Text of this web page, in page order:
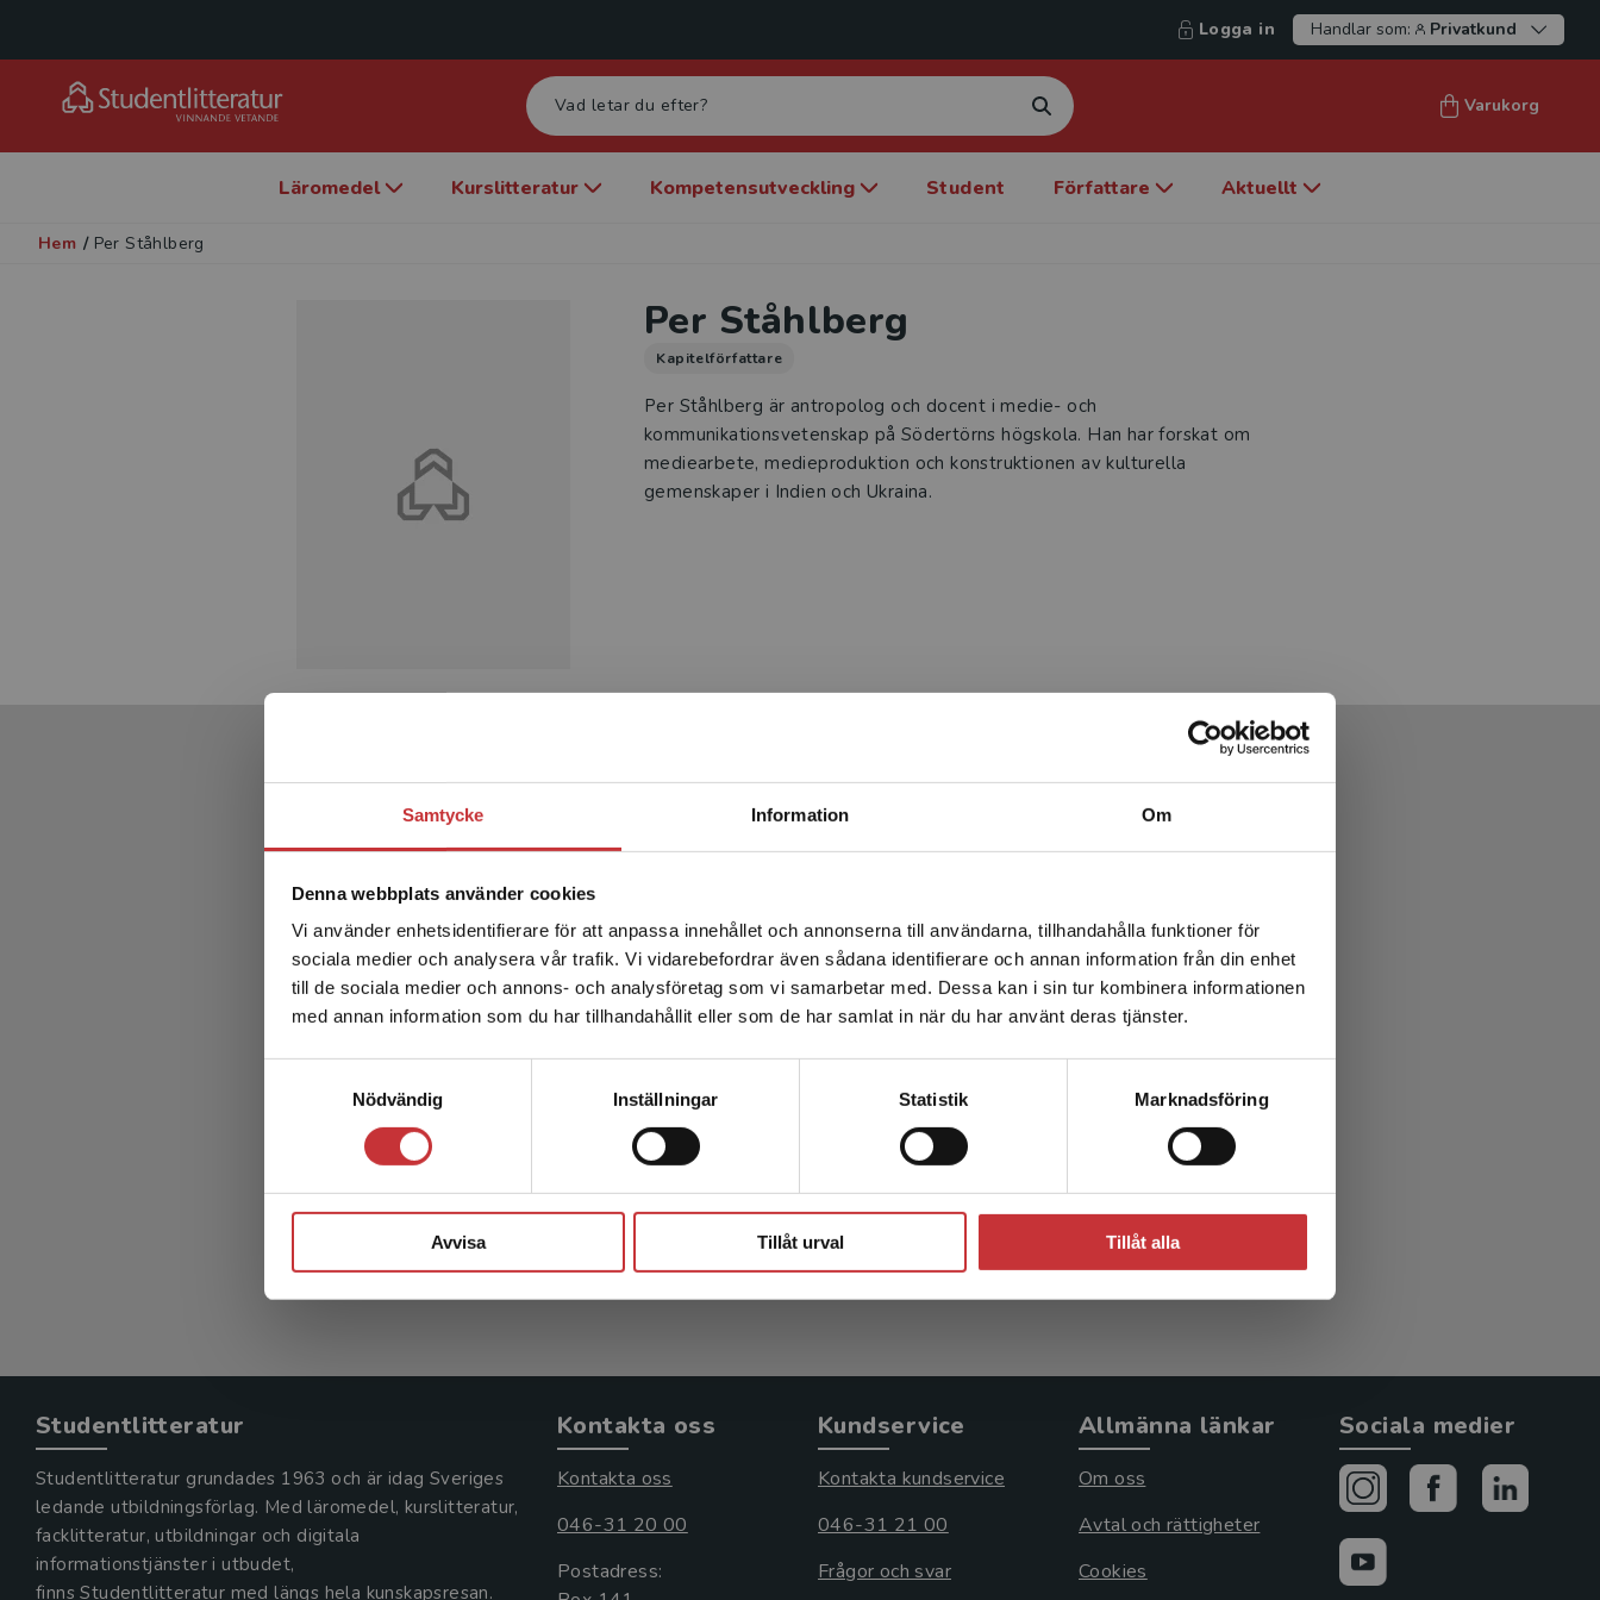
Samtycke Information Om
Denna webbplats använder cookies
Vi använder enhetsidentifierare för att anpassa innehållet och annonserna till användarna, tillhandahålla funktioner för
sociala medier och analysera vår trafik. Vi vidarebefordrar även sådana identifierare och annan information från din enhet
till de sociala medier och annons- och analysföretag som vi samarbetar med. Dessa kan i sin tur kombinera informationen
med annan information som du har tillhandahållit eller som de har samlat in när du har använt deras tjänster.
Nödvändig
Inställningar Statistik Marknadsföring
Avvisa Tillåt urval Tillåt alla
Begränsad fraktregion
Det verkar som att du besöker studentlitteratur.se via en
enhet utanför Sverige. Vi erbjuder inte leveranser utanför
Sverige. För att kunna slutföra ett köp måste
leveransadressen vara i Sverige.Läs mer
Logga in Handlar som: Privatkund
Varukorg
Läromedel Kurslitteratur Kompetensutveckling Student Författare Aktuellt
Hem / Per Ståhlberg
Per Ståhlberg
Kapitelförfattare
Per Ståhlberg är antropolog och docent i medie- och
kommunikationsvetenskap på Södertörns högskola. Han har forskat om
mediearbete, medieproduktion och konstruktionen av kulturella
gemenskaper i Indien och Ukraina.
Produkter
idétraditioner
420 krinkl. moms
Exkl. moms: 396 kr
idétraditioner
399 kr
Studentlitteratur
Studentlitteratur grundades 1963 och är idag Sveriges
ledande utbildningsförlag. Med läromedel, kurslitteratur,
facklitteratur, utbildningar och digitala
informationstjänster i utbudet,
finns Studentlitteratur med längs hela kunskapsresan.
Kontakta oss
Kontakta oss
046-31 20 00
Postadress:
Kundservice
Kontakta kundservice
046-31 21 00
Frågor och svar
Allmänna länkar
Om oss
Avtal och rättigheter
Cookies
Sociala medier